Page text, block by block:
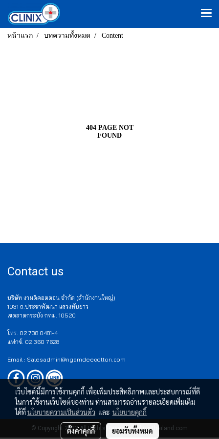
หน้าแรก บทความทั้งหมด Content
404 PAGE NOT
FOUND
Contact us
บริษัท งามดีคอตตอน จำกัด (สำนักงานใหญ่)
1031 ถ.ประชาพัฒนา แขวงทับยาว
เขตลาดกระบัง กทม. 10520
โทร. 02 738 0481-4
แฟกซ์. 02 360 7628
Email : Salesadmin@ngamdeecotton.com
© Copyright 2022 All Rights Reserved. ClinixThailand.com
เว็บไซต์นี้มีการใช้งานคุกกี้ เพื่อเพิ่มประสิทธิภาพและประสบการณ์ที่ดี
ในการใช้งานเว็บไซต์ของท่าน ท่านสามารถอ่านรายละเอียดเพิ่มเติม
ได้ที่นโยบายความเป็นส่วนตัว และ นโยบายคุกกี้
ตั้งค่าคุกกี้ ยอมรับทั้งหมด